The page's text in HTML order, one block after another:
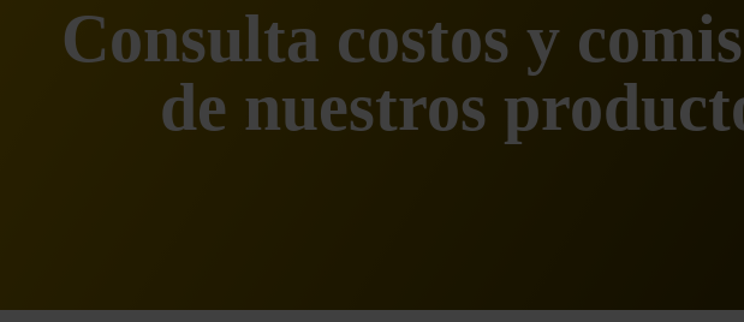
Consulta costos y
de nuestros